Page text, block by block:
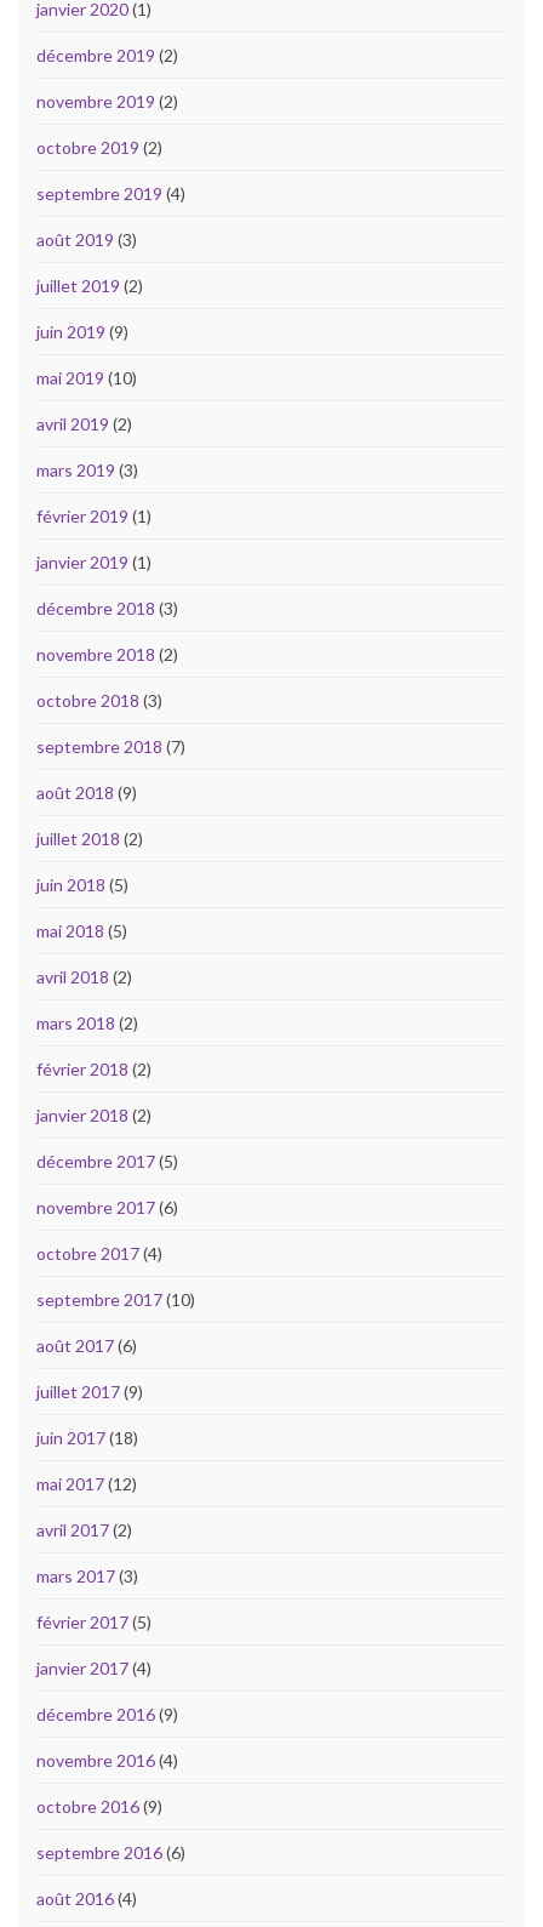
janvier 2020(1)
décembre 2019 (2)
novembre 2019 (2)
octobre 2019 (2)
septembre 2019 (4)
août 2019 (3)
juillet 2019 (2)
juin 2019 (9)
mai 2019 (10)
avril 2019 (2)
mars 2019 (3)
février 2019 (1)
janvier 2019 (1)
décembre 2018 (3)
novembre 2018 (2)
octobre 2018 (3)
septembre 2018 (7)
août 2018 (9)
juillet 2018 (2)
juin 2018 (5)
mai 2018 (5)
avril 2018 (2)
mars 2018 (2)
février 2018 (2)
janvier 2018 (2)
décembre 2017(5)
novembre 2017(6)
octobre 2017(4)
septembre 2017(10)
août 2017(6)
juillet 2017(9)
juin 2017(18)
mai 2017(12)
avril 2017(2)
mars 2017(3)
février 2017(5)
janvier 2017(4)
décembre 2016(9)
novembre 2016(4)
octobre 2016(9)
septembre 2016(6)
août 2016(4)